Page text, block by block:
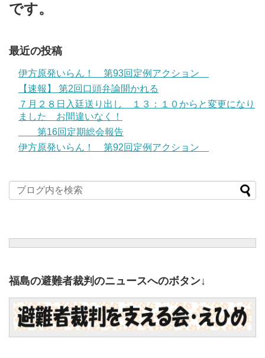
です。
最近の投稿
伊方原発いらん！ 第93回定例アクション
【速報】 第2回口頭弁論開かれる
７月２８日入廷送り出し １３：１０からと変更になり
ました お間違いなく！
第16回定期総会報告
伊方原発いらん！ 第92回定例アクション
福島の避難者裁判のニュースへのボタン↓